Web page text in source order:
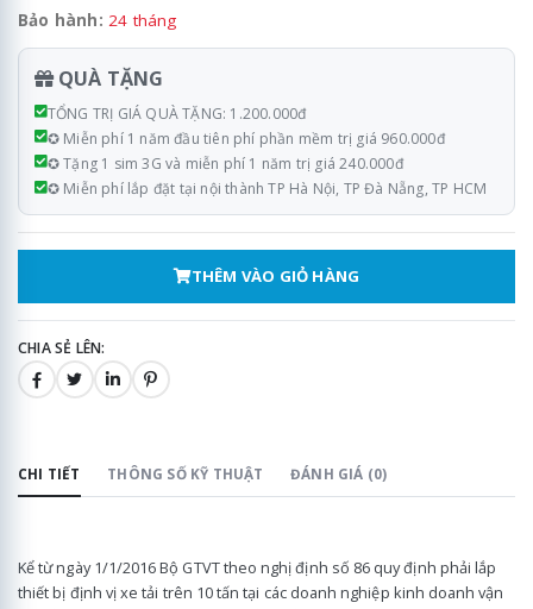
Bảo hành: 24 tháng
QUÀ TẶNG
TỔNG TRỊ GIÁ QUÀ TẶNG: 1.200.000đ
✪ Miễn phí 1 năm đầu tiên phí phần mềm trị giá 960.000đ
✪ Tặng 1 sim 3G và miễn phí 1 năm trị giá 240.000đ
✪ Miễn phí lắp đặt tại nội thành TP Hà Nội, TP Đà Nẵng, TP HCM
THÊM VÀO GIỎ HÀNG
CHIA SẺ LÊN:
CHI TIẾT THÔNG SỐ KỸ THUẬT ĐÁNH GIÁ (0)
Kể từ ngày 1/1/2016 Bộ GTVT theo nghị định số 86 quy định phải lắp
thiết bị định vị xe tải trên 10 tấn tại các doanh nghiệp kinh doanh vận